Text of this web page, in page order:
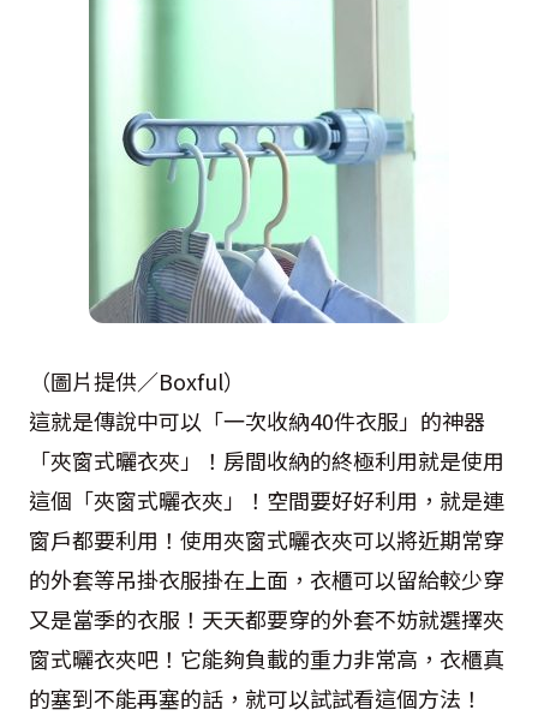
（圖片提供／Boxful）
這就是傳說中可以「一次收納40件衣服」的神器
「夾窗式曬衣夾」！房間收納的終極利用就是使用
這個「夾窗式曬衣夾」！空間要好好利用，就是連
窗戶都要利用！使用夾窗式曬衣夾可以將近期常穿
的外套等吊掛衣服掛在上面，衣櫃可以留給較少穿
又是當季的衣服！天天都要穿的外套不妨就選擇夾
窗式曬衣夾吧！它能夠負載的重力非常高，衣櫃真
的塞到不能再塞的話，就可以試試看這個方法！